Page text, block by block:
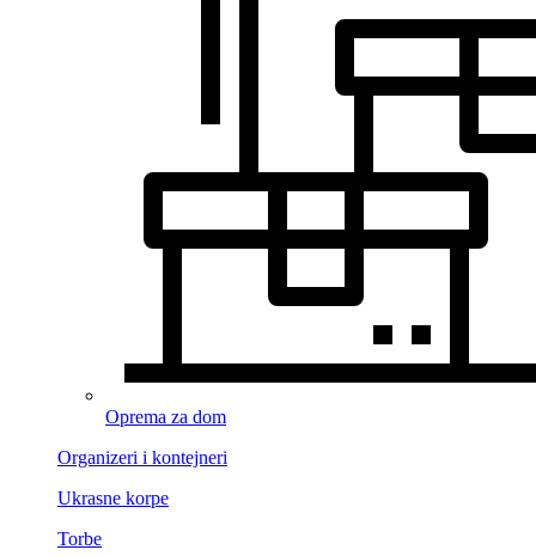
Oprema za dom
Organizeri i kontejneri
Ukrasne korpe
Torbe